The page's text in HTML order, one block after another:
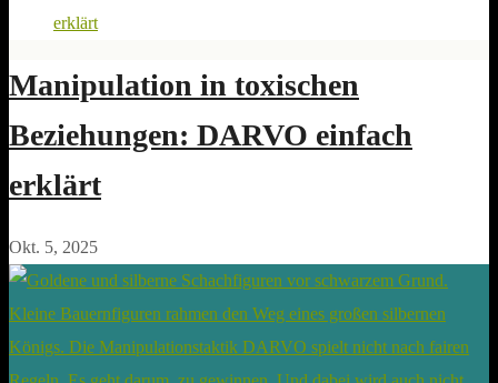
erklärt
Manipulation in toxischen
Beziehungen: DARVO einfach
erklärt
Okt. 5, 2025